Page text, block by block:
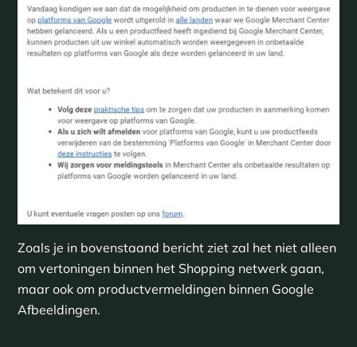
Zoals je in bovenstaand bericht ziet zal het niet alleen
om vertoningen binnen het Shopping netwerk gaan,
maar ook om productvermeldingen binnen Google
Afbeeldingen.